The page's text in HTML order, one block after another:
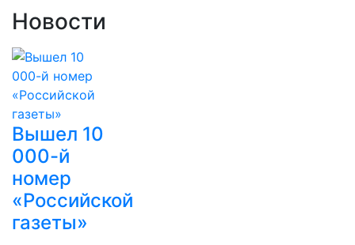
Новости
Вышел 10
000-й
номер
«Российской
газеты»